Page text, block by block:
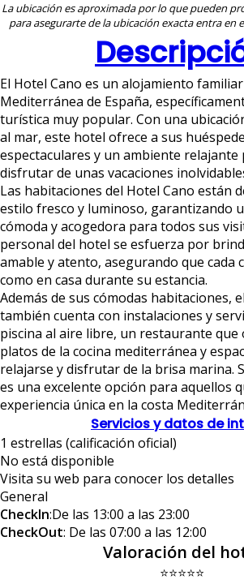
La ubicación es aproximada por lo que pueden
para asegurarte de la ubicación exacta entra en
El Hotel Cano es un alojamiento
Mediterránea de España,
turística muy popular. Con una
al mar, este hotel ofrece a sus
espectaculares y un ambiente
disfrutar de unas vacaciones
Las habitaciones del Hotel Cano están
estilo fresco y luminoso, garantizando
cómoda y acogedora para todos sus
personal del hotel se esfuerza por
amable y atento, asegurando que cada
como en casa durante su estancia.
Además de sus cómodas habitaciones,
también cuenta con instalaciones y
piscina al aire libre, un restaurante que
platos de la cocina mediterránea y
relajarse y disfrutar de la brisa marina.
es una excelente opción para aquellos
experiencia única en la costa
Servicios y datos de
1 estrellas (calificación oficial)
No está disponible
Visita su web para conocer los detalles
General
CheckIn:De las 13:00 a las 23:00
CheckOut: De las 07:00 a las 12:00
Valoración del
⭐⭐⭐⭐⭐